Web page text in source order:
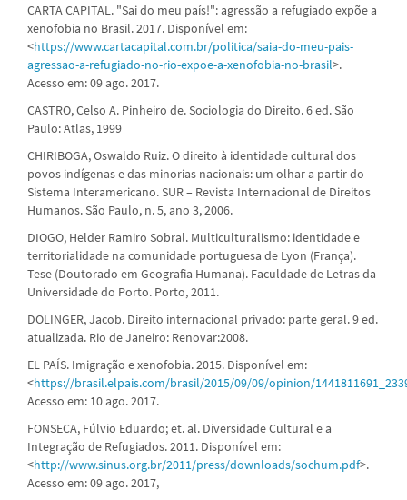
CARTA CAPITAL. "Sai do meu país!": agressão a refugiado expõe a
xenofobia no Brasil. 2017. Disponível em:
<https://www.cartacapital.com.br/politica/saia-do-meu-pais-
agressao-a-refugiado-no-rio-expoe-a-xenofobia-no-brasil>.
Acesso em: 09 ago. 2017.
CASTRO, Celso A. Pinheiro de. Sociologia do Direito. 6 ed. São
Paulo: Atlas, 1999
CHIRIBOGA, Oswaldo Ruiz. O direito à identidade cultural dos
povos indígenas e das minorias nacionais: um olhar a partir do
Sistema Interamericano. SUR – Revista Internacional de Direitos
Humanos. São Paulo, n. 5, ano 3, 2006.
DIOGO, Helder Ramiro Sobral. Multiculturalismo: identidade e
territorialidade na comunidade portuguesa de Lyon (França).
Tese (Doutorado em Geografia Humana). Faculdade de Letras da
Universidade do Porto. Porto, 2011.
DOLINGER, Jacob. Direito internacional privado: parte geral. 9 ed.
atualizada. Rio de Janeiro: Renovar:2008.
EL PAÍS. Imigração e xenofobia. 2015. Disponível em:
<https://brasil.elpais.com/brasil/2015/09/09/opinion/
Acesso em: 10 ago. 2017.
FONSECA, Fúlvio Eduardo; et. al. Diversidade Cultural e a
Integração de Refugiados. 2011. Disponível em:
<http://www.sinus.org.br/2011/press/downloads/sochum.pdf>.
Acesso em: 09 ago. 2017,